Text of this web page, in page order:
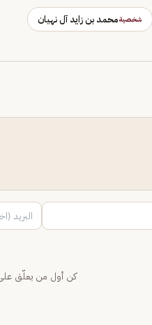
شخصيةمحمد بن زايد آل نهيان
كن أول من يعلّق على